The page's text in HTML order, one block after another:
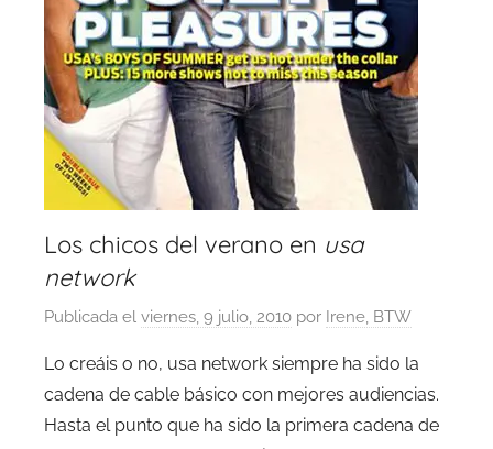
Los chicos del verano en usa
network
Publicada el viernes, 9 julio, 2010 por Irene, BTW
Lo creáis o no, usa network siempre ha sido la
cadena de cable básico con mejores audiencias.
Hasta el punto que ha sido la primera cadena de